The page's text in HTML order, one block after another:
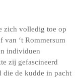
zich volledig toe op
van ‘t Rommersum
individuen
zij gefascineerd
die de kudde in pacht